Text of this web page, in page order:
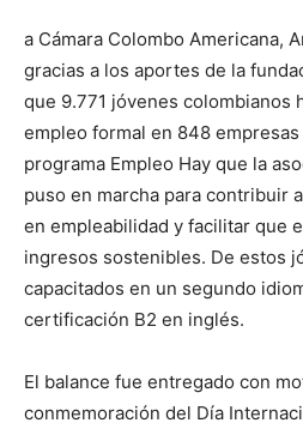
a Cámara Colombo Americana,
gracias a los aportes de la
que 9.771 jóvenes colombianos
empleo formal en 848
programa Empleo Hay que la
puso en marcha para contribuir
en empleabilidad y facilitar que
ingresos sostenibles. De estos
capacitados en un segundo
certificación B2 en inglés.
El balance fue entregado con
conmemoración del Día